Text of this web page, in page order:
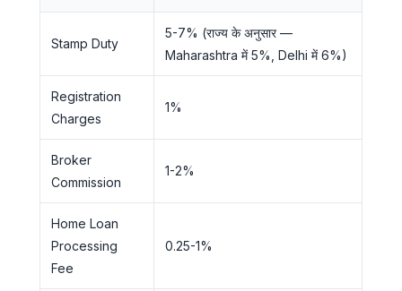
Stamp Duty
5-7% (राज्य के अनुसार —
Maharashtra में 5%, Delhi में 6%)
Registration
Charges
1%
Broker
Commission
1-2%
Home Loan
Processing
Fee
0.25-1%